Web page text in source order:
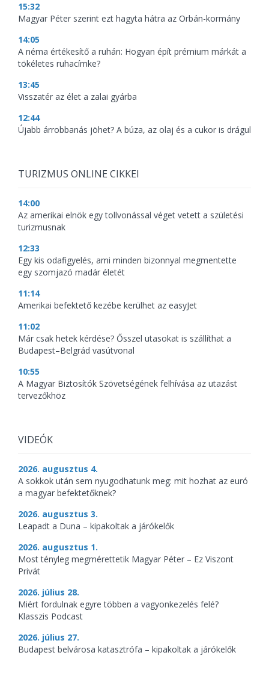
15:32
Magyar Péter szerint ezt hagyta hátra az Orbán-kormány
14:05
A néma értékesítő a ruhán: Hogyan épít prémium márkát a
tökéletes ruhacímke?
13:45
Visszatér az élet a zalai gyárba
12:44
Újabb árrobbanás jöhet? A búza, az olaj és a cukor is drágul
TURIZMUS ONLINE CIKKEI
14:00
Az amerikai elnök egy tollvonással véget vetett a születési
turizmusnak
12:33
Egy kis odafigyelés, ami minden bizonnyal megmentette
egy szomjazó madár életét
11:14
Amerikai befektető kezébe kerülhet az easyJet
11:02
Már csak hetek kérdése? Ősszel utasokat is szállíthat a
Budapest–Belgrád vasútvonal
10:55
A Magyar Biztosítók Szövetségének felhívása az utazást
tervezőkhöz
VIDEÓK
2026. augusztus 4.
A sokkok után sem nyugodhatunk meg: mit hozhat az euró
a magyar befektetőknek?
2026. augusztus 3.
Leapadt a Duna – kipakoltak a járókelők
2026. augusztus 1.
Most tényleg megmérettetik Magyar Péter – Ez Viszont
Privát
2026. július 28.
Miért fordulnak egyre többen a vagyonkezelés felé?
Klasszis Podcast
2026. július 27.
Budapest belvárosa katasztrófa – kipakoltak a járókelők